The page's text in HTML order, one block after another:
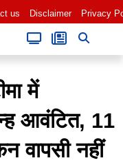
us Disclaimer Privacy
में
आवंटित, 11
वापसी नहीं